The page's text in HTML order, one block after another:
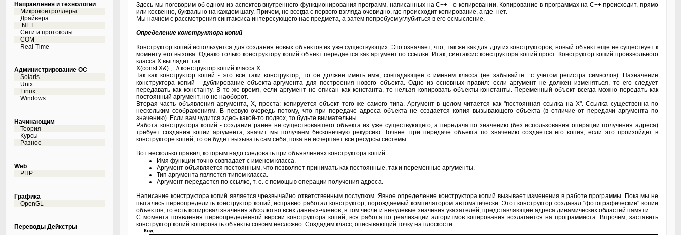
Направления и технологии
Микроконтроллеры
Драйвера
.NET
Сети и протоколы
COM
Real-Time
Администрирование ОС
Solaris
Unix
Linux
Windows
Начинающим
Теория
Курсы
Разное
Web
PHP
Графика
OpenGL
Переводы Дейкстры
Здесь мы поговорим об одном из аспектов внутреннего функционирования программ, написанных на C++ - о копировании. Копирование в программах на C++ происходит, прямо
или косвенно, буквально на каждом шагу. Причем, не всегда с первого взгляда очевидно, где происходит копирование, а где нет.
Мы начнем с рассмотрения синтаксиса интересующего нас предмета, а затем попробуем углубиться в его осмысление.
Определение конструктора копий
Конструктор копий используется для создания новых объектов из уже существующих. Это означает, что, так же как для других конструкторов, новый объект еще не существует к
моменту его вызова. Однако только конструктору копий объект передается как аргумент по ссылке. Итак, синтаксис конструктора копий прост. Конструктор копий произвольного
класса X выглядит так:
Х(const X&) ; // конструктор копий класса Х
Так как конструктор копий - это все таки конструктор, то он должен иметь имя, совпадающее с именем класса (не забывайте с учетом регистра символов). Назначение
конструктора копий - дублирование объекта-аргумента для построения нового объекта. Одно из основных правил: если аргумент не должен изменяться, то его следует
передавать как константу. В то же время, если аргумент не описан как константа, то нельзя копировать объекты-константы. Переменный объект всегда можно передать как
постоянный аргумент, но не наоборот.
Вторая часть объявления аргумента, X, проста: копируется объект того же самого типа. Аргумент в целом читается как "постоянная ссылка на X". Ссылка существенна по
нескольким соображениям. В первую очередь потому, что при передаче адреса объекта не создается копия вызывающего объекта (в отличие от передачи аргумента по
значению). Если вам чудится здесь какой-то подвох, то будьте внимательны.
Работа конструктора копий - создание ранее не существовавшего объекта из уже существующего, а передача по значению (без использования операции получения адреса)
требует создания копии аргумента, значит мы получаем бесконечную рекурсию. Точнее: при передаче объекта по значению создается его копия, если это произойдет в
конструкторе копий, то он будет вызывать сам себя, пока не исчерпает все ресурсы системы.
Вот несколько правил, которым надо следовать при объявлениях конструктора копий:
Имя функции точно совпадает с именем класса.
Аргумент объявляется постоянным, что позволяет принимать как постоянные, так и переменные аргументы.
Тип аргумента является типом класса.
Аргумент передается по ссылке, т. е. с помощью операции получения адреса.
Написание конструктора копий является чрезвычайно ответственным поступком. Явное определение конструктора копий вызывает изменения в работе программы. Пока мы не
пытались переопределить конструктор копий, исправно работал конструктор, порождаемый компилятором автоматически. Этот конструктор создавал "фотографические" копии
объектов, то есть копировал значения абсолютно всех данных-членов, в том числе и ненулевые значения указателей, представляющие адреса динамических областей памяти.
С момента появления переопределённой версии конструктора копий, вся работа по реализации алгоритмов копирования возлагается на программиста. Впрочем, заставить
конструктор копий копировать объекты совсем несложно. Создадим класс, описывающий точку на плоскости.
Код: